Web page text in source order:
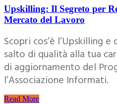
Upskilling: Il Segreto per
Mercato del Lavoro
Scopri cos’è l’Upskilling
salto di qualità alla tua
di aggiornamento del
l’Associazione Informati.
Read More